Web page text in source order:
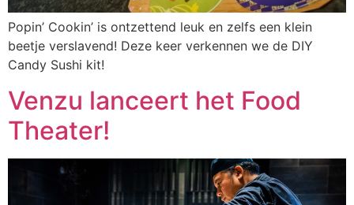
Popin’ Cookin’ is ontzettend leuk en zelfs een klein
beetje verslavend! Deze keer verkennen we de DIY
Candy Sushi kit!
Venzu lanceert het Food
Theater!